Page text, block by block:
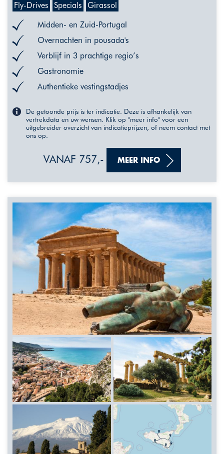
Fly-Drives
Specials Girassol
Midden- en Zuid-Portugal
Overnachten in pousada's
Verblijf in 3 prachtige regio’s
Gastronomie
Authentieke vestingstadjes
De getoonde prijs is ter indicatie. Deze is afhankelijk van
vertrekdata en uw wensen. Klik op "meer info" voor een
uitgebreider overzicht van indicatieprijzen, of neem contact met
ons op.
VANAF 757,- MEER INFO